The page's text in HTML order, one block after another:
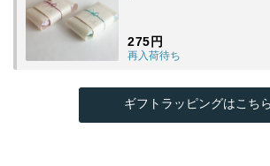
275円
再入荷待ち
ギフトラッピングはこちら